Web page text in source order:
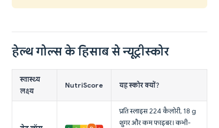
हेल्थ गोल्स के हिसाब से न्यूट्रीस्कोर
स्वास्थ्य
लक्ष्य
NutriScore यह स्कोर क्यों?
प्रति स्लाइस 224 कैलोरी, 18 g
शुगर और कम फाइबर। कभी-